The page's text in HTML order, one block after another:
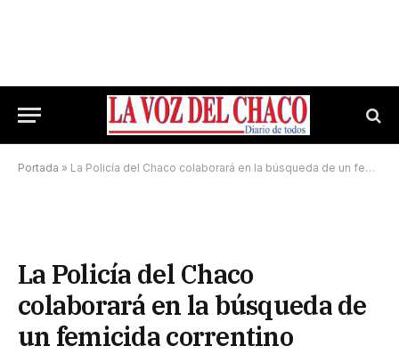
Portada » La Policía del Chaco colaborará en la búsqueda de un femicida correntino
La Policía del Chaco
colaborará en la búsqueda de
un femicida correntino